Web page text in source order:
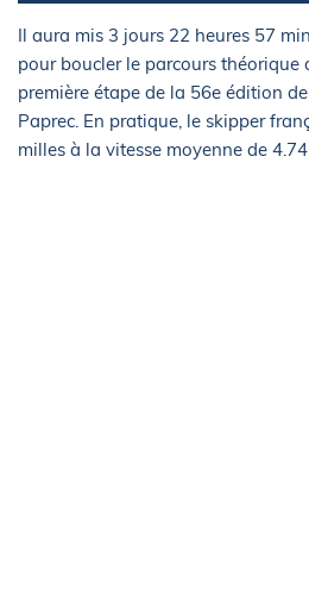
Il aura mis 3 jours 22 heures 57
pour boucler le parcours théorique
première étape de la 56e édition
Paprec. En pratique, le skipper
milles à la vitesse moyenne de